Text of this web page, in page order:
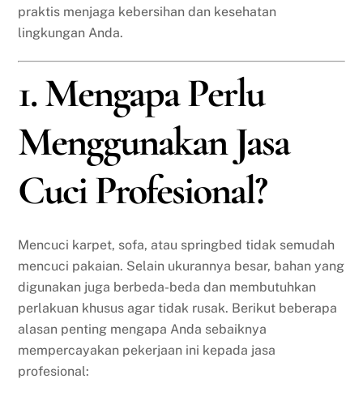
praktis menjaga kebersihan dan kesehatan
lingkungan Anda.
1. Mengapa Perlu
Menggunakan Jasa
Cuci Profesional?
Mencuci karpet, sofa, atau springbed tidak semudah
mencuci pakaian. Selain ukurannya besar, bahan yang
digunakan juga berbeda-beda dan membutuhkan
perlakuan khusus agar tidak rusak. Berikut beberapa
alasan penting mengapa Anda sebaiknya
mempercayakan pekerjaan ini kepada jasa
profesional: